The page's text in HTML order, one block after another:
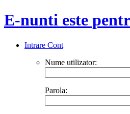
E-nunti este
Intrare Cont
Nume utilizator:
Parola: